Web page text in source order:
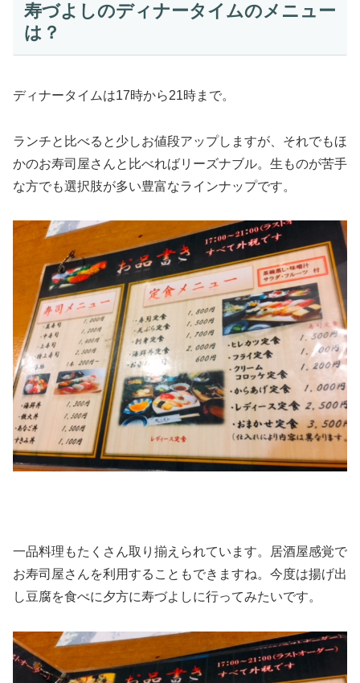
寿づよしのディナータイムのメニュー
は？
ディナータイムは17時から21時まで。
ランチと比べると少しお値段アップしますが、それでもほ
かのお寿司屋さんと比べればリーズナブル。生ものが苦手
な方でも選択肢が多い豊富なラインナップです。
一品料理もたくさん取り揃えられています。居酒屋感覚で
お寿司屋さんを利用することもできますね。今度は揚げ出
し豆腐を食べに夕方に寿づよしに行ってみたいです。